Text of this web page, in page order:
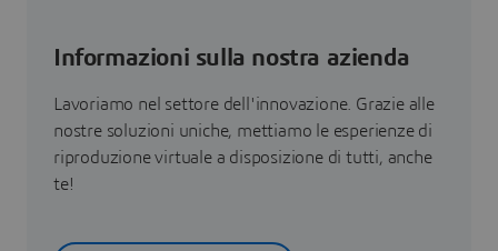
Informazioni sulla nostra azienda
Lavoriamo nel settore dell'innovazione. Grazie alle
nostre soluzioni uniche, mettiamo le esperienze di
riproduzione virtuale a disposizione di tutti, anche
te!